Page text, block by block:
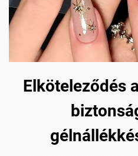
Elköteleződés